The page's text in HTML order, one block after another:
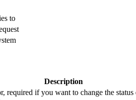
to
Description
required if you want to change the status